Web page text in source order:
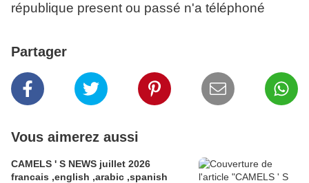
république present ou passé n'a téléphoné
Partager
Vous aimerez aussi
CAMELS ' S NEWS juillet 2026
francais ,english ,arabic ,spanish